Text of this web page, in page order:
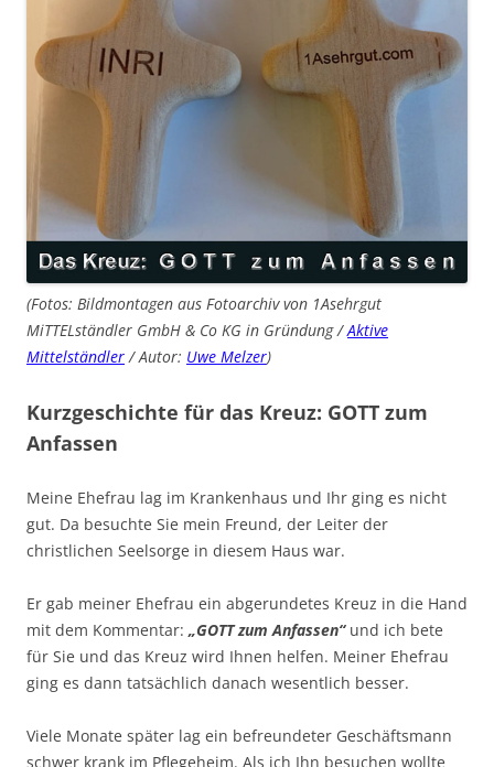
(Fotos: Bildmontagen aus Fotoarchiv von 1Asehrgut
MiTTELständler GmbH & Co KG in Gründung /Aktive
Mittelständler/ Autor: Uwe Melzer)
Kurzgeschichte für das Kreuz: GOTT zum
Anfassen
Meine Ehefrau lag im Krankenhaus und Ihr ging es nicht
gut. Da besuchte Sie mein Freund, der Leiter der
christlichen Seelsorge in diesem Haus war.
Er gab meiner Ehefrau ein abgerundetes Kreuz in die Hand
mit dem Kommentar: „GOTT zum Anfassen“und ich bete
für Sie und das Kreuz wird Ihnen helfen. Meiner Ehefrau
ging es dann tatsächlich danach wesentlich besser.
Viele Monate später lag ein befreundeter Geschäftsmann
schwer krank im Pflegeheim. Als ich Ihn besuchen wollte